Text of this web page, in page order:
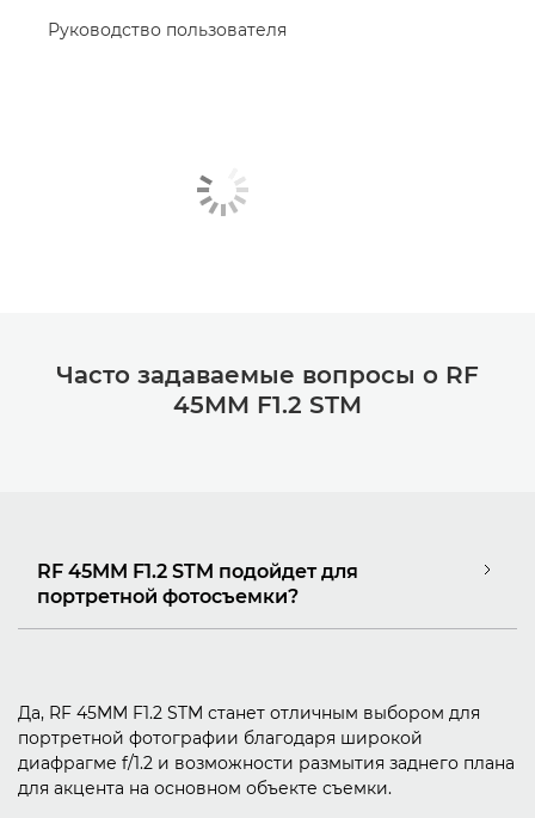
Руководство пользователя
Часто задаваемые вопросы о RF
45MM F1.2 STM
RF 45MM F1.2 STM подойдет для
портретной фотосъемки?
Да, RF 45MM F1.2 STM станет отличным выбором для
портретной фотографии благодаря широкой
диафрагме f/1.2 и возможности размытия заднего плана
для акцента на основном объекте съемки.